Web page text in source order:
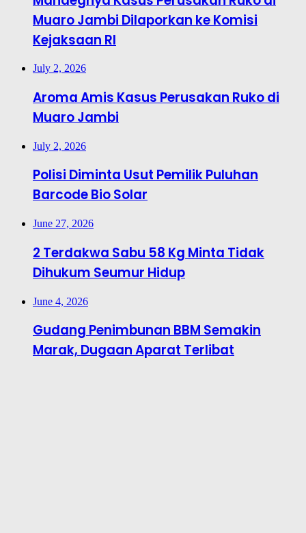
Muaro Jambi Dilaporkan ke Komisi
Kejaksaan RI
July 2, 2026
Aroma Amis Kasus Perusakan Ruko di
Muaro Jambi
July 2, 2026
Polisi Diminta Usut Pemilik Puluhan
Barcode Bio Solar
June 27, 2026
2 Terdakwa Sabu 58 Kg Minta Tidak
Dihukum Seumur Hidup
June 4, 2026
Gudang Penimbunan BBM Semakin
Marak, Dugaan Aparat Terlibat